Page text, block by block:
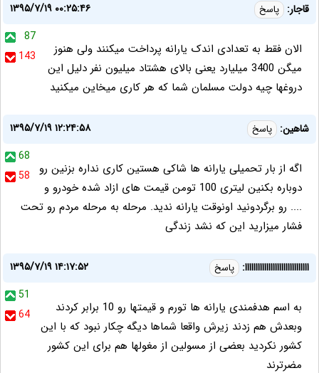
قاجار: پاسخ
۱۳۹۵/۷/۱۹ ۰۰:۲۵:۴۶
87
143
الان فقط به تعدادی اندک یارانه پرداخت میکنند ولی هنوز
میگن 3400 میلیارد یعنی بالای هشتاد میلیون نفر دلیل این
دروغها چیه دولت مسلمان شما که هر کاری میخاین میکنید
شاهین: پاسخ
۱۳۹۵/۷/۱۹ ۱۲:۲۴:۵۸
68
58
اگه از بار تحمیلی یارانه ها شاکی هستین کاری نداره بزنین رو
دوباره بکنین لیتری 100 تومن قیمت های ازاد شده خودرو و
.... رو برگردونید اونوقت یارانه ندید. مرحله به مرحله مردم رو تحت
فشار میزارید این که نشد زندگی
اااااااااااااااااااااااااااااا: پاسخ
۱۳۹۵/۷/۱۹ ۱۴:۱۷:۵۲
51
64
به اسم هدفمندی یارانه ها تورم و قیمتها رو 10 برابر کردند
وبعدش هم زدند زیرش واقعا شماها دیگه چکار نبود که با این
کشور نکردید بعضی از مسولین از مغولها هم برای این کشور
مضرترند